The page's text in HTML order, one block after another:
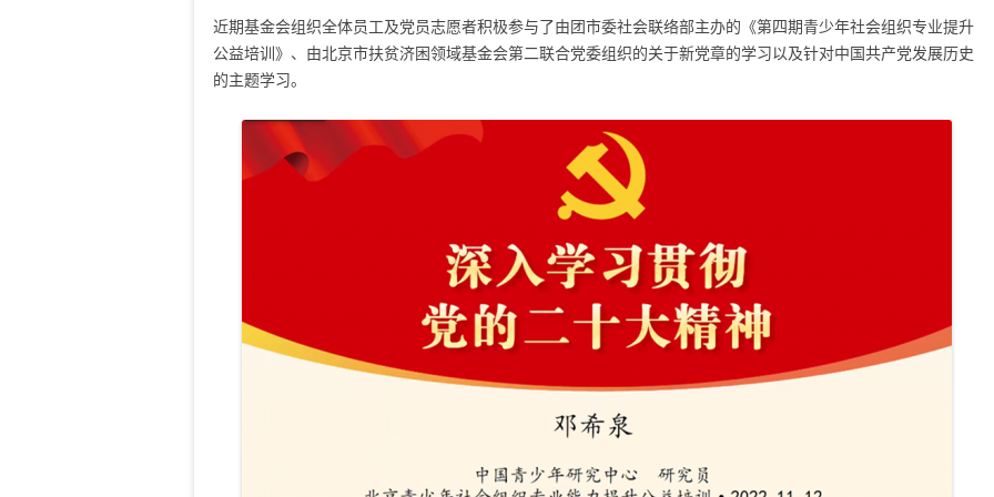
近期基金会组织全体员工及党员志愿者积极参与了由团市委社会联络部主办的《第四期青少年社会组织专业提升
公益培训》、由北京市扶贫济困领域基金会第二联合党委组织的关于新党章的学习以及针对中国共产党发展历史
的主题学习。